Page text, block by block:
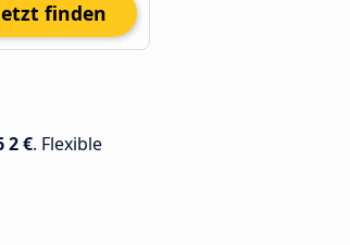
finden
2 €. Flexible